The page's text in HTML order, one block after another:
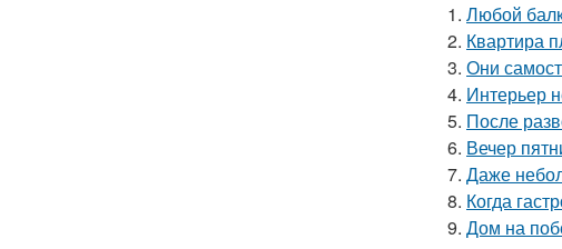
1. Любой
2. Квартира
3. Они
4. Интерьер
5. После
6. Вечер
7. Даже
8. Когда
9. Дом на